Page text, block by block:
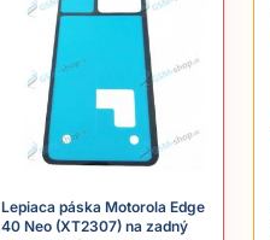
Lepiaca páska Motorola Edge
40 Neo (XT2307) na zadný